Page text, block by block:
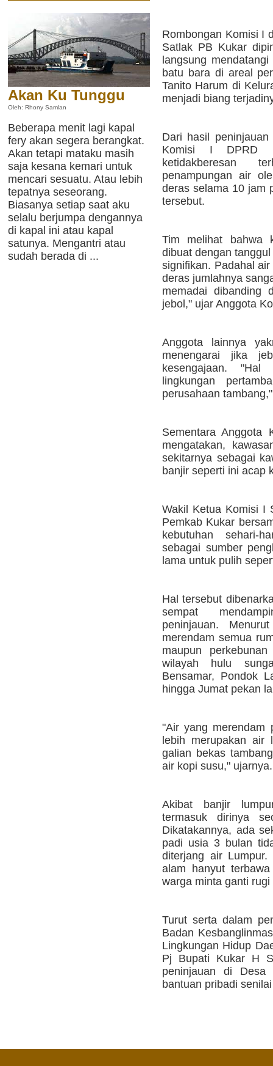
Akan Ku Tunggu
Oleh: Rhony Samlan
Beberapa menit lagi kapal
fery akan segera berangkat.
Akan tetapi mataku masih
saja kesana kemari untuk
mencari sesuatu. Atau lebih
tepatnya seseorang.
Biasanya setiap saat aku
selalu berjumpa dengannya
di kapal ini atau kapal
satunya. Mengantri atau
sudah berada di ...
Rombongan Komisi I
Satlak PB Kukar
langsung
batu bara di areal
Tanito Harum di
menjadi biang
Dari hasil
Komisi I DPRD
ketidakberesan
penampungan air
deras selama 10 jam
tersebut.
Tim melihat bahwa
dibuat dengan
signifikan. Padahal
deras jumlahnya
memadai dibanding
jebol," ujar Anggota
Anggota lainnya
menengarai jika
kesengajaan.
lingkungan
perusahaan
Sementara Anggota
mengatakan,
sekitarnya sebagai
banjir seperti ini acap
Wakil Ketua Komisi I
Pemkab Kukar
kebutuhan sehari-
sebagai sumber
lama untuk pulih
Hal tersebut
sempat
peninjauan.
merendam semua
maupun
wilayah hulu
Bensamar, Pondok
hingga Jumat pekan
"Air yang merendam
lebih merupakan air
galian bekas
air kopi susu," ujarnya.
Akibat banjir
termasuk dirinya
Dikatakannya, ada
padi usia 3 bulan
diterjang air
alam hanyut
warga minta ganti
Turut serta dalam
Badan
Lingkungan Hidup
Pj Bupati Kukar H
peninjauan di Desa
bantuan pribadi